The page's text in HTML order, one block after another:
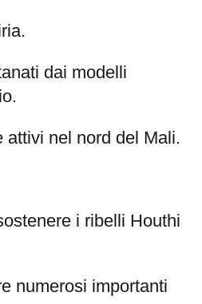
dai modelli
attivi nel nord del Mali.
i ribelli Houthi
numerosi importanti